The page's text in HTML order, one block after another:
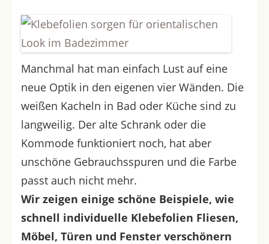
Manchmal hat man einfach Lust auf eine
neue Optik in den eigenen vier Wänden. Die
weißen Kacheln in Bad oder Küche sind zu
langweilig. Der alte Schrank oder die
Kommode funktioniert noch, hat aber
unschöne Gebrauchsspuren und die Farbe
passt auch nicht mehr.
Wir zeigen einige schöne Beispiele, wie
schnell individuelle Klebefolien Fliesen,
Möbel, Türen und Fenster verschönern